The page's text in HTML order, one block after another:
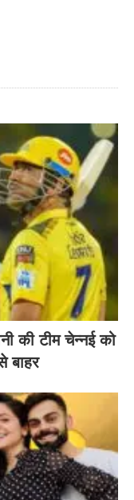
की टीम चेन्नई को
बाहर